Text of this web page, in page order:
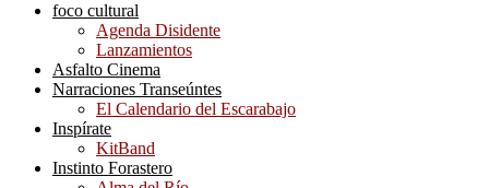
foco cultural
Agenda Disidente
Lanzamientos
Asfalto Cinema
Narraciones Transeúntes
El Calendario del Escarabajo
Inspírate
KitBand
Instinto Forastero